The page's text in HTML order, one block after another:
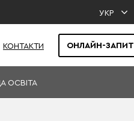
УКР
КОНТАКТИ ОНЛАЙН-ЗАПИТ
ОСВІТА